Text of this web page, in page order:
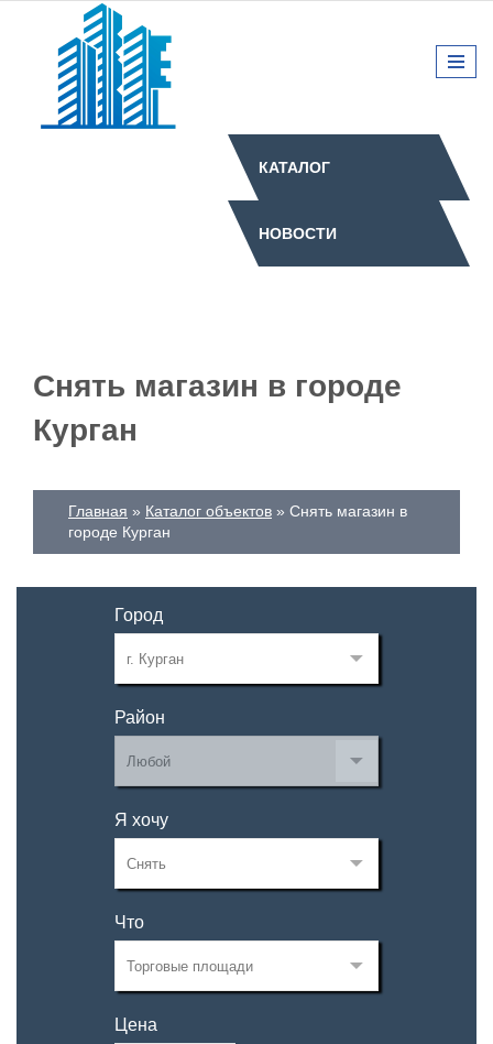
КАТАЛОГ
НОВОСТИ
Снять магазин в городе
Курган
Главная Каталог объектов
Снять магазин в
городе Курган
Город
Район
Я хочу
Что
Цена